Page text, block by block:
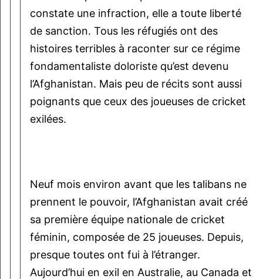
constate une infraction, elle a toute liberté
de sanction. Tous les réfugiés ont des
histoires terribles à raconter sur ce régime
fondamentaliste doloriste qu’est devenu
l’Afghanistan. Mais peu de récits sont aussi
poignants que ceux des joueuses de cricket
exilées.
Neuf mois environ avant que les talibans ne
prennent le pouvoir, l’Afghanistan avait créé
sa première équipe nationale de cricket
féminin, composée de 25 joueuses. Depuis,
presque toutes ont fui à l’étranger.
Aujourd’hui en exil en Australie, au Canada et